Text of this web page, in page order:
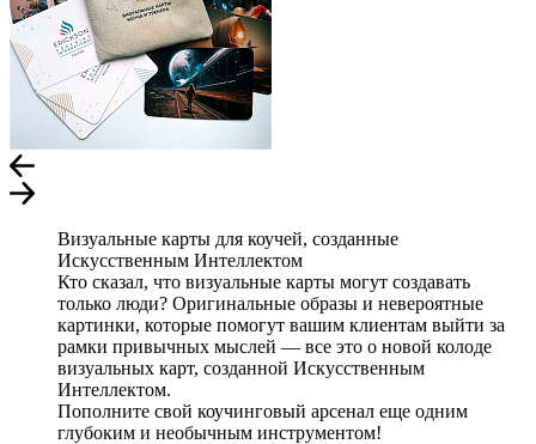
Визуальные карты для коучей, созданные
Искусственным Интеллектом
Кто сказал, что визуальные карты могут создавать
только люди? Оригинальные образы и невероятные
картинки, которые помогут вашим клиентам выйти за
рамки привычных мыслей — все это о новой колоде
визуальных карт, созданной Искусственным
Интеллектом.
Пополните свой коучинговый арсенал еще одним
глубоким и необычным инструментом!